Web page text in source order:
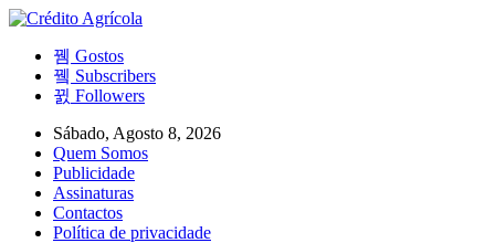
Gostos
Subscribers
Followers
Sábado, Agosto 8, 2026
Quem Somos
Publicidade
Assinaturas
Contactos
Política de privacidade